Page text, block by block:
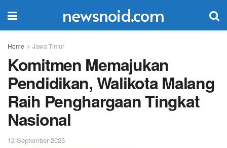
newsnoid.com
Home Jawa Timur
Komitmen Memajukan
Pendidikan, Walikota Malang
Raih Penghargaan Tingkat
Nasional
12 September 2025